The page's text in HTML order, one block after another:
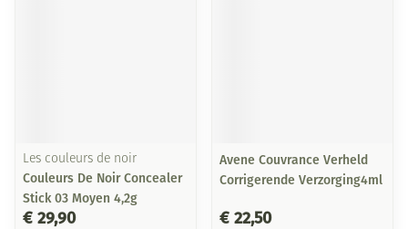
Les couleurs de noir
Couleurs De Noir Concealer
Stick 03 Moyen 4,2g
€ 29,90
Avene Couvrance Verheld
Corrigerende Verzorging4ml
€ 22,50